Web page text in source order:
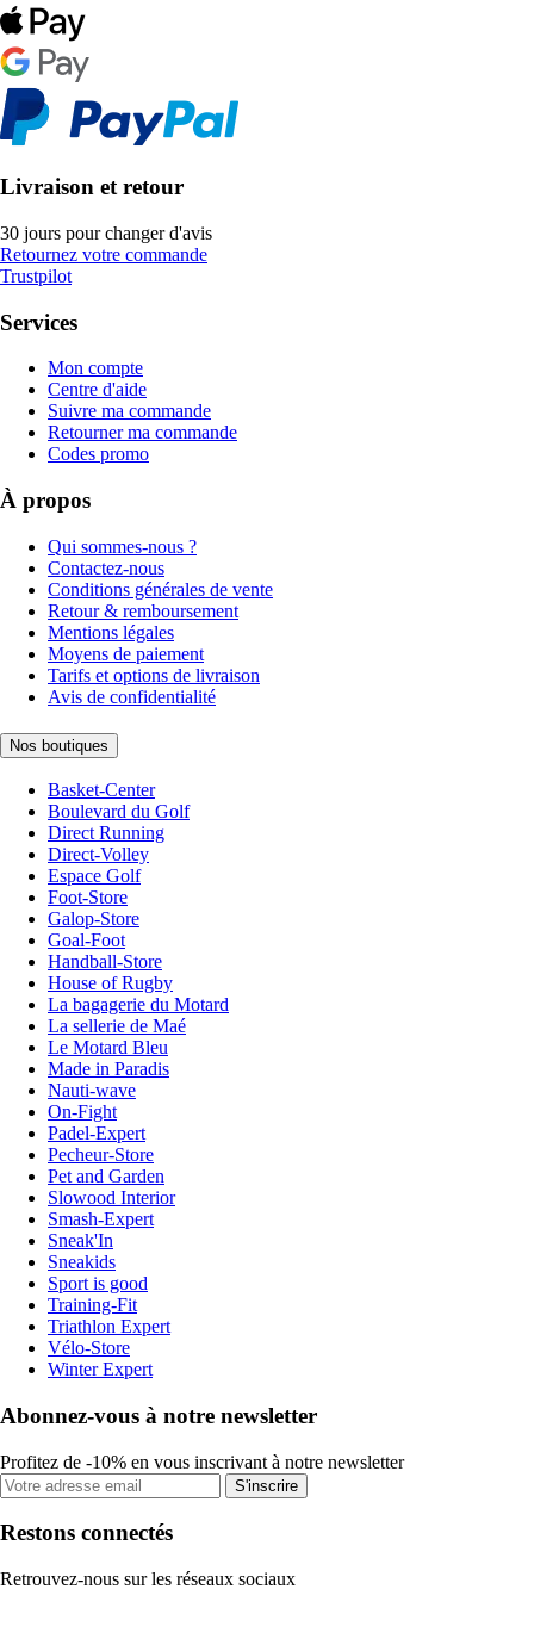
Livraison et retour
30 jours pour changer d'avis
Retournez votre commande
Trustpilot
Services
Mon compte
Centre d'aide
Suivre ma commande
Retourner ma commande
Codes promo
À propos
Qui sommes-nous ?
Contactez-nous
Conditions générales de vente
Retour & remboursement
Mentions légales
Moyens de paiement
Tarifs et options de livraison
Avis de confidentialité
Nos boutiques
Basket-Center
Boulevard du Golf
Direct Running
Direct-Volley
Espace Golf
Foot-Store
Galop-Store
Goal-Foot
Handball-Store
House of Rugby
La bagagerie du Motard
La sellerie de Maé
Le Motard Bleu
Made in Paradis
Nauti-wave
On-Fight
Padel-Expert
Pecheur-Store
Pet and Garden
Slowood Interior
Smash-Expert
Sneak'In
Sneakids
Sport is good
Training-Fit
Triathlon Expert
Vélo-Store
Winter Expert
Abonnez-vous à notre newsletter
Profitez de -10% en vous inscrivant à notre newsletter
S'inscrire
Restons connectés
Retrouvez-nous sur les réseaux sociaux